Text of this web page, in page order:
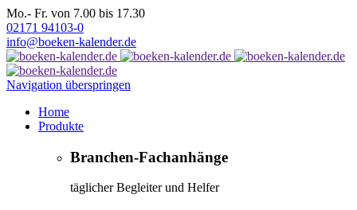
Mo.- Fr. von 7.00 bis 17.30
02171 94103-0
info@boeken-kalender.de
Navigation überspringen
Home
Produkte
Branchen-Fachanhänge
täglicher Begleiter und Helfer